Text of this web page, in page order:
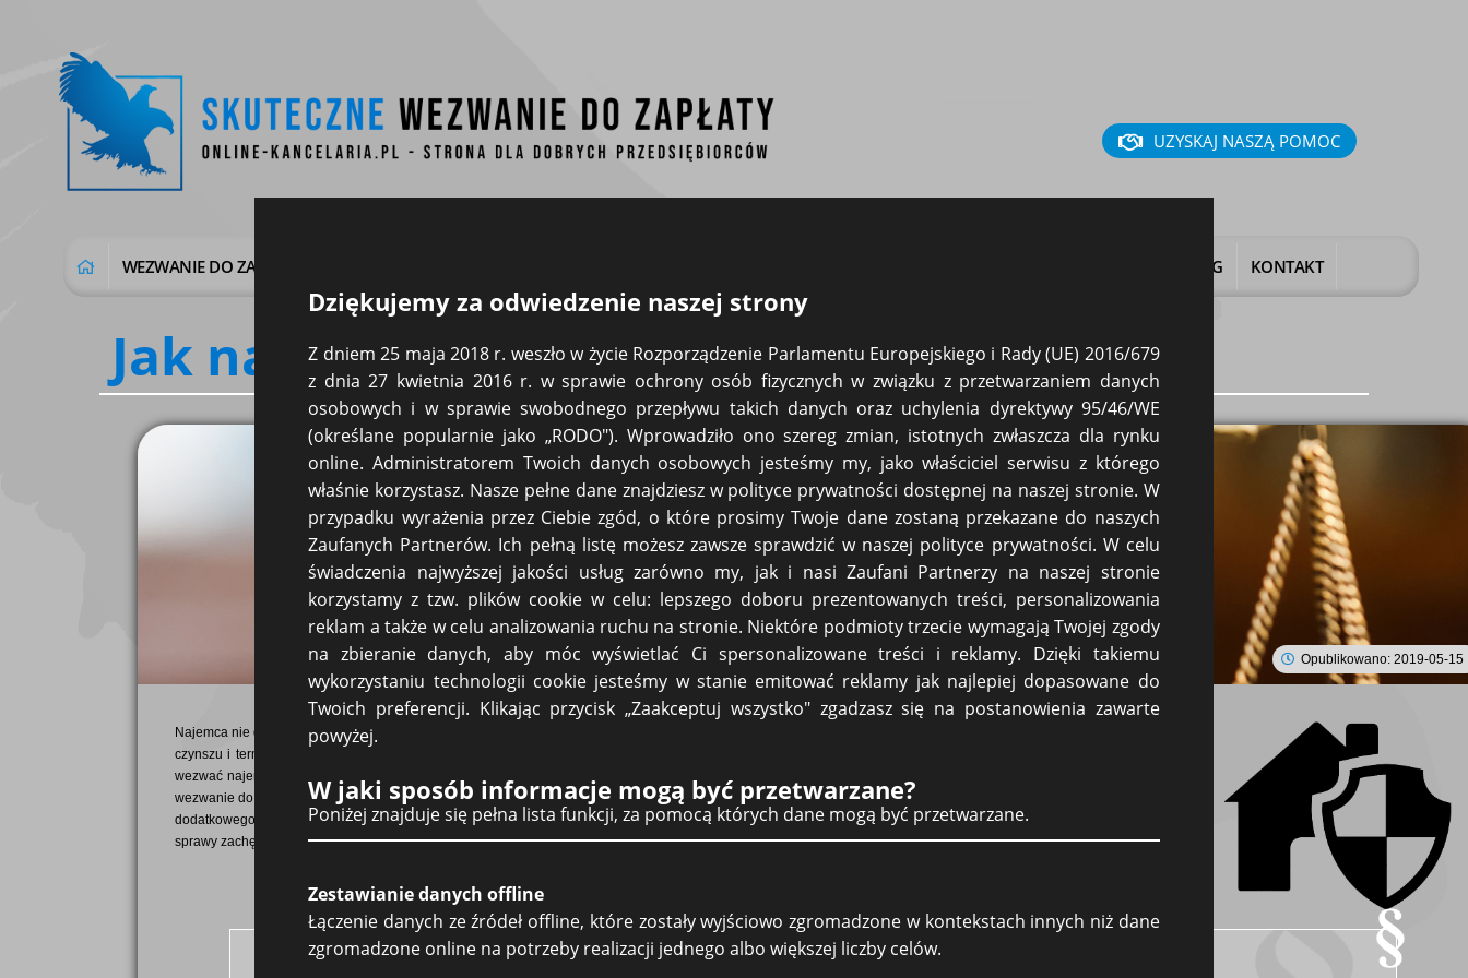
Dziękujemy za odwiedzenie naszej strony
Z dniem 25 maja 2018 r. weszło w życie Rozporządzenie Parlamentu Europejskiego i Rady (UE) 2016/679
z dnia 27 kwietnia 2016 r. w sprawie ochrony osób fizycznych w związku z przetwarzaniem danych
osobowych i w sprawie swobodnego przepływu takich danych oraz uchylenia dyrektywy 95/46/WE
(określane popularnie jako „RODO"). Wprowadziło ono szereg zmian, istotnych zwłaszcza dla rynku
online. Administratorem Twoich danych osobowych jesteśmy my, jako właściciel serwisu z którego
właśnie korzystasz. Nasze pełne dane znajdziesz w polityce prywatności dostępnej na naszej stronie. W
przypadku wyrażenia przez Ciebie zgód, o które prosimy Twoje dane zostaną przekazane do naszych
Zaufanych Partnerów. Ich pełną listę możesz zawsze sprawdzić w naszej polityce prywatności. W celu
świadczenia najwyższej jakości usług zarówno my, jak i nasi Zaufani Partnerzy na naszej stronie
korzystamy z tzw. plików cookie w celu: lepszego doboru prezentowanych treści, personalizowania
reklam a także w celu analizowania ruchu na stronie. Niektóre podmioty trzecie wymagają Twojej zgody
na zbieranie danych, aby móc wyświetlać Ci spersonalizowane treści i reklamy. Dzięki takiemu
wykorzystaniu technologii cookie jesteśmy w stanie emitować reklamy jak najlepiej dopasowane do
Twoich preferencji. Klikając przycisk „Zaakceptuj wszystko" zgadzasz się na postanowienia zawarte
powyżej.
W jaki sposób informacje mogą być przetwarzane?
Poniżej znajduje się pełna lista funkcji, za pomocą których dane mogą być przetwarzane.
Zestawianie danych offline
Łączenie danych ze źródeł offline, które zostały wyjściowo zgromadzone w kontekstach innych niż dane
zgromadzone online na potrzeby realizacji jednego albo większej liczby celów.
UZYSKAJ NASZĄ POMOC
WEZWANIE DO ZAPŁATY (GENERATOR) BLOG KONTAKT
Jak napisać upomnienie dla lokatora
Opublikowano: 2019-05-15
Najemca nie dokonał płatności za wynajmowane mieszkanie. Koniecznie trzeba wezwać stronę umowy najmu do zapłaty. Zgodnie z umową najmu strony określają wysokość
czynszu i termin jego zapłaty. Jeśli termin ten bezskutecznie upływa, a na rachunku bankowym nie została odnotowana płatność. Stosowanie do sytuacji należałoby by
wezwać najemcę do zapłaty przez e-mail lub przez SMS'a. Jeśli jednak płatność nie nastąpi albo będzie całkowity braku odzewu ze strony najemcy, trzeba wystosować
wezwanie do zapłaty. Wezwanie takie powinno być sporządzone na piśmie i nadane pocztą, aby nie było wątpliwości, co do skutecznego doręczenia. Jeśli pomimo upływu
dodatkowego terminu, nadal nie odnotowujemy płatności pozostanie skierowanie sprawy do Sądu. Jeśli chcecie Państwo poznać więcej szczegółów i koszt założenia takiej
sprawy zachęcamy do kontaktu telefonicznego z Kancelarią.
Art. 669 k.c. Termin płatności czynszu